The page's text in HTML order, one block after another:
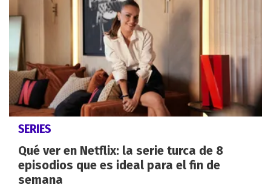
SERIES
Qué ver en Netflix: la serie turca de 8
episodios que es ideal para el fin de
semana